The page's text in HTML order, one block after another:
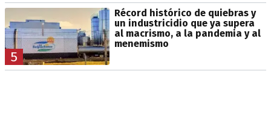
5
Récord histórico de quiebras y
un industricidio que ya supera
al macrismo, a la pandemia y al
menemismo